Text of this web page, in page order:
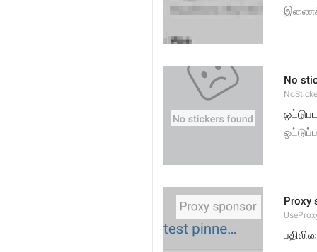
No
Proxy